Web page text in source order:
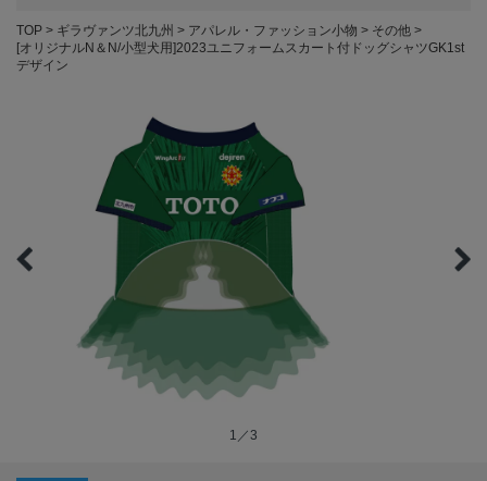
TOP ギラヴァンツ北九州 アパレル・ファッション小物
その他
[オリジナルN＆N/小型犬用]2023ユニフォームスカート付ドッグシャツGK1st
デザイン
1／3